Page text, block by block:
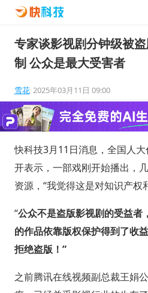
专家谈影视剧分钟级被
制 公众是最大受害者
雪花 2025年03月11日 09:00
快科技3月11日消息，全国人
开表示，一部戏刚开始播出，
资源，“我觉得这是对知识产权
“公众不是盗版影视剧的受益者
的作品依靠版权保护得到了收
拒绝盗版！”
之前腾讯在线视频副总裁王娟